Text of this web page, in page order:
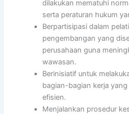
dilakukan mematuhi
serta peraturan hukum
Berpartisipasi dalam
pengembangan yang
perusahaan guna
wawasan.
Berinisiatif untuk
bagian-bagian kerja
efisien.
Menjalankan prosedur